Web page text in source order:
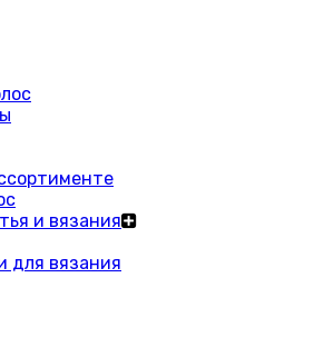
и вязания
для вязания